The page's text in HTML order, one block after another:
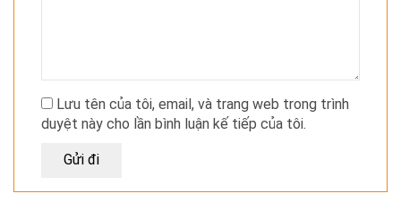
Lưu tên của tôi, email, và trang web trong trình
duyệt này cho lần bình luận kế tiếp của tôi.